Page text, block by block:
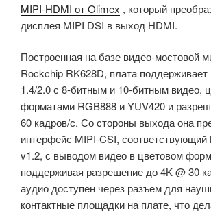
MIPI-HDMI от Olimex , который
дисплея MIPI DSI в выход HDMI.
Построенная на базе видео-мостовой
Rockchip RK628D, плата
1.4/2.0 с 8-битным и 10-битным видео,
форматами RGB888 и YUV420 и
60 кадров/с. Со стороны выхода она
интерфейс MIPI-CSI,
v1.2, с выводом видео в цветовом
поддерживая разрешение до 4K @ 30
аудио доступен через разъем для
контактные площадки на плате, что